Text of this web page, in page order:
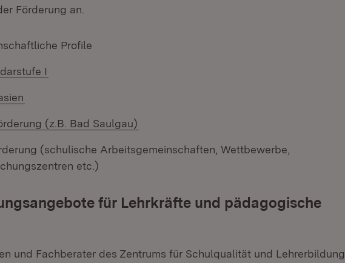
Förderung an.
Profile
I
(z.B. Bad Saulgau)
(schulische Arbeitsgemeinschaften, Wettbewerbe,
etc.)
für Lehrkräfte und pädagogische
und Fachberater des Zentrums für Schulqualität und Lehrerbildung